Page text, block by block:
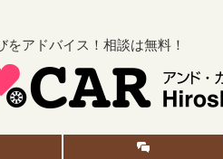
をアドバイス！相談は無料！